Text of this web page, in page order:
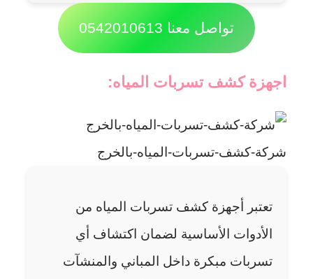
تواصل معنا 0542010613
اجهزة كشف تسربات المياه:
شركة-كشف-تسربات-المياه-بالخرج
تعتبر أجهزة كشف تسربات المياه من
الأدوات الأساسية لضمان اكتشاف أي
تسربات مبكرة داخل المباني والمنشآت